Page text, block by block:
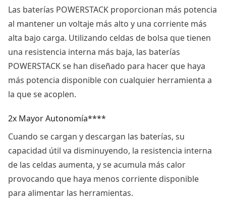
Las baterías POWERSTACK proporcionan más potencia
al mantener un voltaje más alto y una corriente más
alta bajo carga. Utilizando celdas de bolsa que tienen
una resistencia interna más baja, las baterías
POWERSTACK se han diseñado para hacer que haya
más potencia disponible con cualquier herramienta a
la que se acoplen.
2x Mayor Autonomía****
Cuando se cargan y descargan las baterías, su
capacidad útil va disminuyendo, la resistencia interna
de las celdas aumenta, y se acumula más calor
provocando que haya menos corriente disponible
para alimentar las herramientas.